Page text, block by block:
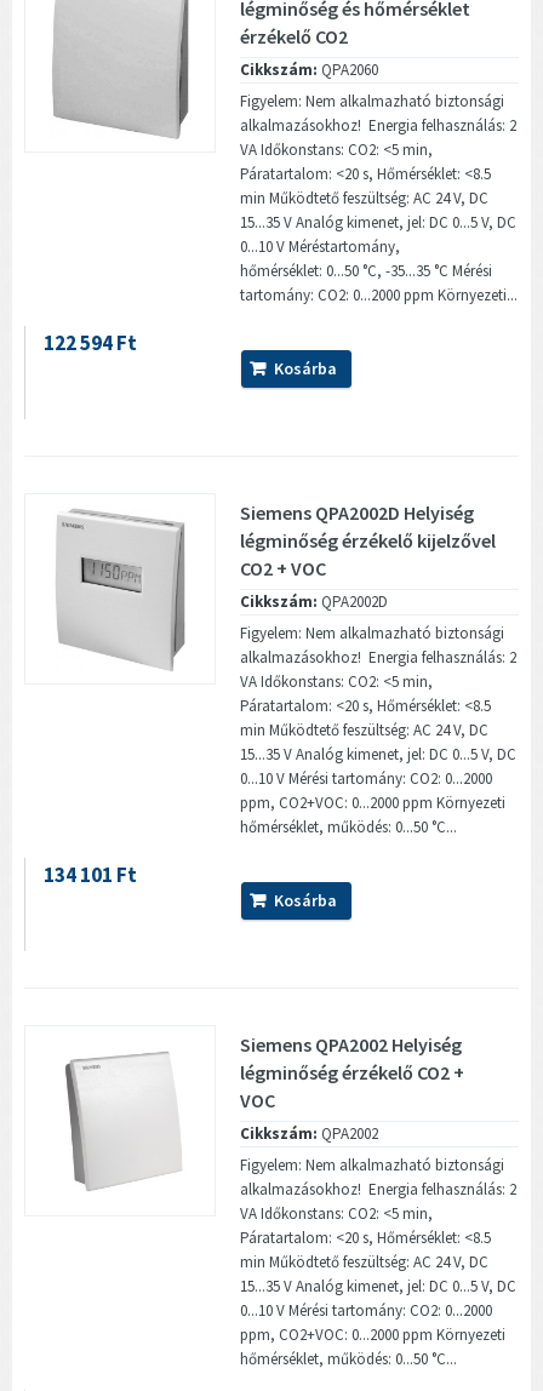
légminőség és hőmérséklet
érzékelő CO2
Cikkszám: QPA2060
Figyelem: Nem alkalmazható biztonsági
alkalmazásokhoz! Energia felhasználás: 2
VA Időkonstans: CO2: <5 min,
Páratartalom: <20 s, Hőmérséklet: <8.5
min Működtető feszültség: AC 24 V, DC
15...35 V Analóg kimenet, jel: DC 0...5 V, DC
0...10 V Méréstartomány,
hőmérséklet: 0...50 °C, -35...35 °C Mérési
tartomány: CO2: 0...2000 ppm Környezeti...
122 594 Ft
Kosárba
Siemens QPA2002D Helyiség
légminőség érzékelő kijelzővel
CO2 + VOC
Cikkszám: QPA2002D
Figyelem: Nem alkalmazható biztonsági
alkalmazásokhoz! Energia felhasználás: 2
VA Időkonstans: CO2: <5 min,
Páratartalom: <20 s, Hőmérséklet: <8.5
min Működtető feszültség: AC 24 V, DC
15...35 V Analóg kimenet, jel: DC 0...5 V, DC
0...10 V Mérési tartomány: CO2: 0...2000
ppm, CO2+VOC: 0...2000 ppm Környezeti
hőmérséklet, működés: 0...50 °C...
134 101 Ft
Kosárba
Siemens QPA2002 Helyiség
légminőség érzékelő CO2 +
VOC
Cikkszám: QPA2002
Figyelem: Nem alkalmazható biztonsági
alkalmazásokhoz! Energia felhasználás: 2
VA Időkonstans: CO2: <5 min,
Páratartalom: <20 s, Hőmérséklet: <8.5
min Működtető feszültség: AC 24 V, DC
15...35 V Analóg kimenet, jel: DC 0...5 V, DC
0...10 V Mérési tartomány: CO2: 0...2000
ppm, CO2+VOC: 0...2000 ppm Környezeti
hőmérséklet, működés: 0...50 °C...